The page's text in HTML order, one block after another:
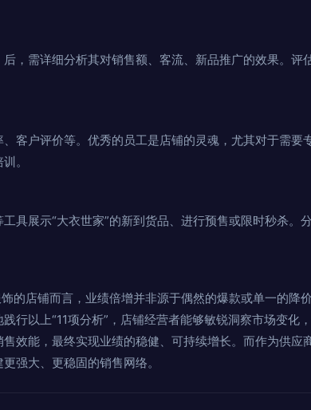
，需详细分析其对销售额、客流、新品推广的效果。评
客户评价等。优秀的员工是店铺的灵魂，尤其对于需要
。
具展示“大衣世家”的新到货品、进行预售或限时秒杀。
的店铺而言，业绩倍增并非源于偶然的爆款或单一的降
行以上“11项分析”，店铺经营者能够敏锐洞察市场变化
效能，最终实现业绩的稳健、可持续增长。而作为供应
强大、更稳固的销售网络。